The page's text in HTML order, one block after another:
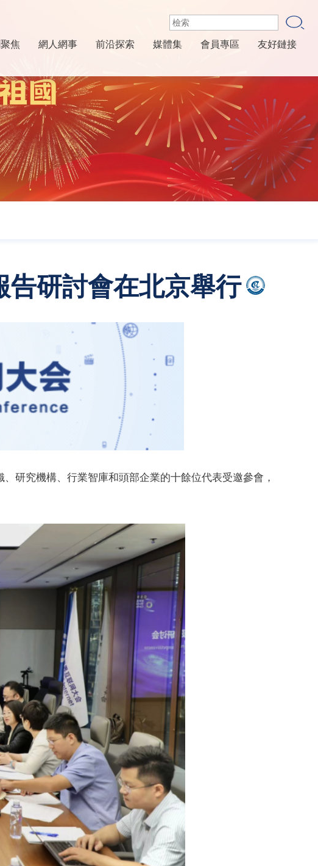
焦 網人網事 前沿探索 媒體集 會員專區 友好鏈接
告研討會在北京舉行
研究機構、行業智庫和頭部企業的十餘位代表受邀參會，